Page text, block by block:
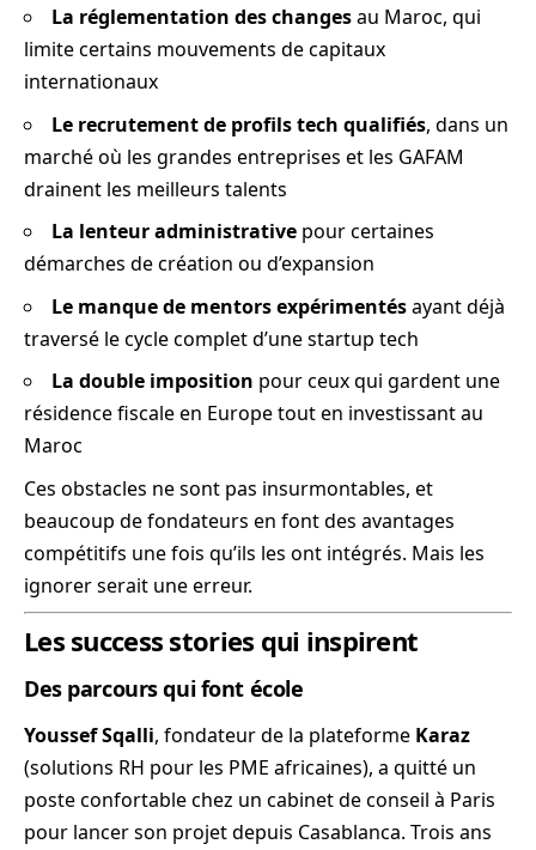
La réglementation des changesau Maroc, qui
limite certains mouvements de capitaux
internationaux
Le recrutement de profils tech qualifiés, dans un
marché où les grandes entreprises et les GAFAM
drainent les meilleurs talents
La lenteur administrative pour certaines
démarches de création ou d’expansion
Le manque de mentors expérimentésayant déjà
traversé le cycle complet d’une startup tech
La double imposition pour ceux qui gardent une
résidence fiscale en Europe tout en investissant au
Maroc
Ces obstacles ne sont pas insurmontables, et
beaucoup de fondateurs en font des avantages
compétitifs une fois qu’ils les ont intégrés. Mais les
ignorer serait une erreur.
Les success stories qui inspirent
Des parcours qui font école
Youssef Sqalli, fondateur de la plateforme Karaz
(solutions RH pour les PME africaines), a quitté un
poste confortable chez un cabinet de conseil à Paris
pour lancer son projet depuis Casablanca. Trois ans